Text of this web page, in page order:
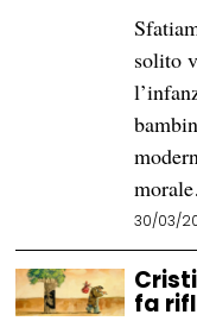
solito
30/03/
fa